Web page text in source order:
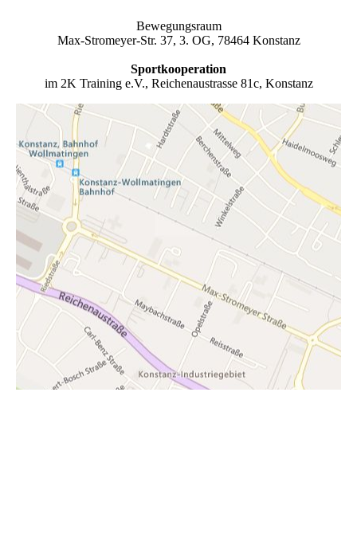
Bewegungsraum
Max-Stromeyer-Str. 37, 3. OG, 78464 Konstanz
Sportkooperation
im 2K Training e.V., Reichenaustrasse 81c, Konstanz